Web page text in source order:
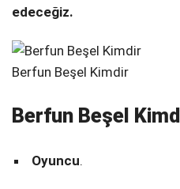
edeceğiz.
Berfun Beşel Kimdir
Berfun Beşel
Oyuncu.